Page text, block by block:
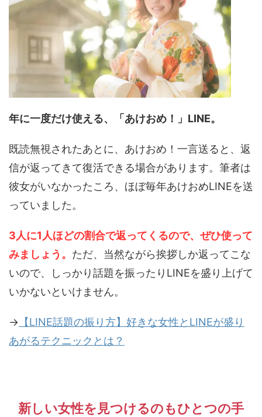
年に一度だけ使える、「あけおめ！」LINE。
既読無視されたあとに、あけおめ！一言送ると、返
信が返ってきて復活できる場合があります。筆者は
彼女がいなかったころ、ほぼ毎年あけおめLINEを送
っていました。
3人に1人ほどの割合で返ってくるので、ぜひ使って
みましょう。 ただ、当然ながら挨拶しか返ってこな
いので、しっかり話題を振ったりLINEを盛り上げて
いかないといけません。
→ 【LINE話題の振り方】好きな女性とLINEが盛り
あがるテクニックとは？
新しい女性を見つけるのもひとつの手